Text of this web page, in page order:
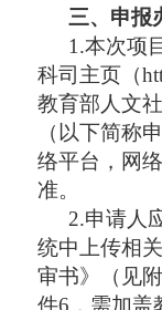
三、 申报
1.本次项
科司主页（
教育部人文
（以下简称
络平台，网
准。
2.申请人
统中上传相
审书》（见
件6，需加盖